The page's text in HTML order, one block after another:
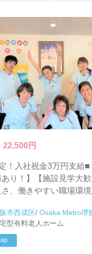
22,500円
！入社祝金3万円支給
り！】【施設見学大
、働きやすい職場環
市西成区/ Osaka Metro堺
型有料老人ホーム